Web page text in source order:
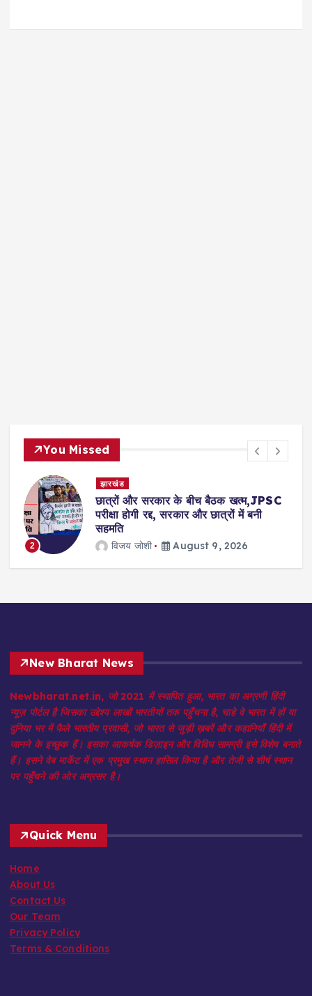
You Missed
2
झारखंड
छात्रों और सरकार के बीच बैठक खत्म,JPSC
परीक्षा होगी रद्द, सरकार और छात्रों में बनी
सहमति
विजय जोशी August 9, 2026
New Bharat News
Newbharat.net.in, जो 2021 में स्थापित हुआ, भारत का अग्रणी हिंदी
न्यूज़ पोर्टल है जिसका उद्देश्य लाखों भारतीयों तक पहुँचना है, चाहे वे भारत में हों या
दुनिया भर में फैले भारतीय प्रवासी, जो भारत से जुड़ी ख़बरें और कहानियाँ हिंदी में
जानने के इच्छुक हैं। इसका आकर्षक डिज़ाइन और विविध सामग्री इसे विशेष बनाते
हैं। इसने वेब मार्केट में एक प्रमुख स्थान हासिल किया है और तेजी से शीर्ष स्थान
पर पहुँचने की ओर अग्रसर है।
Quick Menu
Home
About Us
Contact Us
Our Team
Privacy Policy
Terms & Conditions